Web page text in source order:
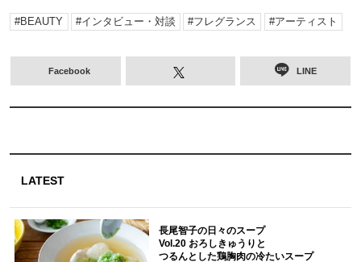
BEAUTY インタビュー・対談 フレグランス アーティスト
Facebook LINE
LATEST
長尾智子の日々のスープ
Vol.20 おろしきゅうりと
つるんとした鶏胸肉の冷たいスープ